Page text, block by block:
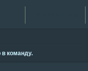
в команду.